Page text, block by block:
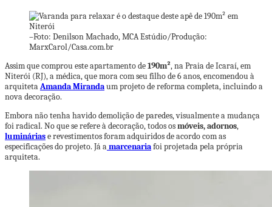
–Foto: Denilson Machado, MCA Estúdio/Produção:
MarxCarol/Casa.com.br
Assim que comprou este apartamento de190m², na Praia de Icaraí, em
Niterói (RJ), a médica, que mora com seu filho de 6 anos, encomendou à
arquitetaAmanda Mirandaum projeto de reforma completa, incluindo a
nova decoração.
Embora não tenha havido demolição de paredes, visualmente a mudança
foi radical. No que se refere à decoração, todos osmóveis, adornos,
lumináriase revestimentos foram adquiridos de acordo com as
especificações do projeto. Já amarcenariafoi projetada pela própria
arquiteta.